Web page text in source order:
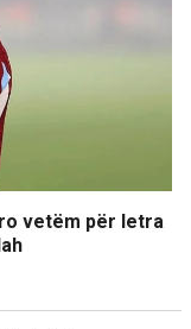
vetëm për letra